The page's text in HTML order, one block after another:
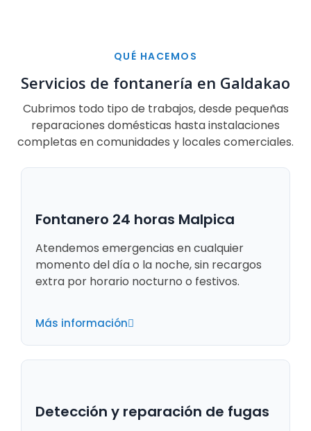
QUÉ HACEMOS
Servicios de fontanería en Galdakao
Cubrimos todo tipo de trabajos, desde pequeñas
reparaciones domésticas hasta instalaciones
completas en comunidades y locales comerciales.
Fontanero 24 horas Malpica
Atendemos emergencias en cualquier
momento del día o la noche, sin recargos
extra por horario nocturno o festivos.
Más información
Detección y reparación de fugas